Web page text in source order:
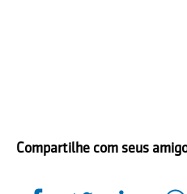
Compartilhe com seus